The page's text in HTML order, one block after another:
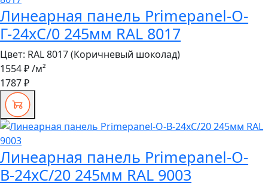
Линеарная панель Primepanel-О-
Г-24хС/0 245мм RAL 8017
Цвет: RAL 8017 (Коричневый шоколад)
1554 ₽/м²
1787 ₽
Линеарная панель Primepanel-О-
В-24хС/20 245мм RAL 9003